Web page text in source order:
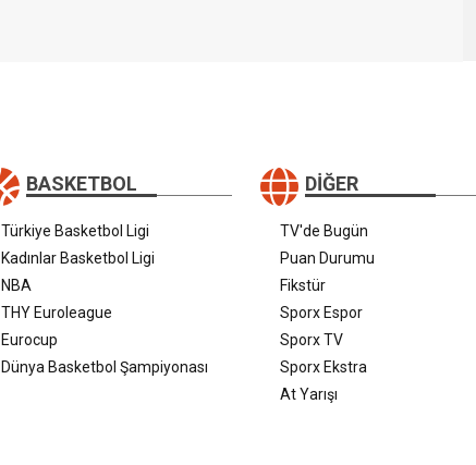
BASKETBOL
Türkiye Basketbol Ligi
Kadınlar Basketbol Ligi
NBA
THY Euroleague
Eurocup
Dünya Basketbol Şampiyonası
DIĞER
TV'de Bugün
Puan Durumu
Fikstür
Sporx Espor
Sporx TV
Sporx Ekstra
At Yarışı